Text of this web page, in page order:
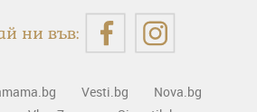
ни във:
Vesti.bg
Nova.bg